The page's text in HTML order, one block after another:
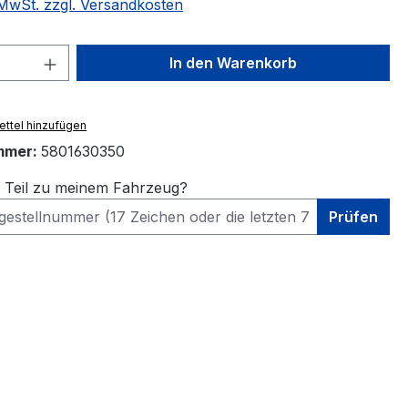
zzgl. Versandkosten
Anzahl: Gib den gewünschten Wert
In den Warenkorb
hinzufügen
5801630350
Teil zu meinem Fahrzeug?
Prüfen